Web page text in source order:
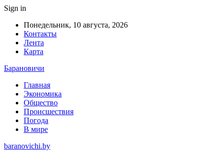
Sign in
Понедельник, 10 августа, 2026
Контакты
Лента
Карта
Барановичи
Главная
Экономика
Общество
Происшествия
Погода
В мире
baranovichi.by